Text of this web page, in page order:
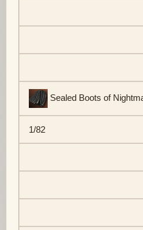
Sealed Boots of
1/82